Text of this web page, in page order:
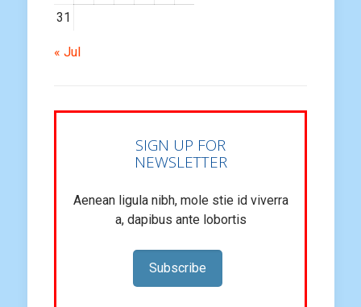
31
« Jul
SIGN UP FOR
NEWSLETTER
Aenean ligula nibh, mole stie id viverra
a, dapibus ante lobortis
Subscribe